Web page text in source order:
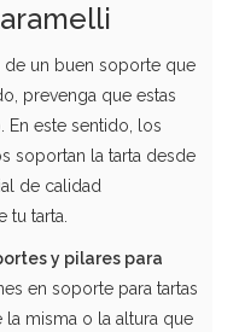
de un buen soporte que
prevenga que estas
En este sentido, los
soportan la tarta desde
de calidad
tu tarta.
y pilares para
en soporte para tartas
la misma o la altura que